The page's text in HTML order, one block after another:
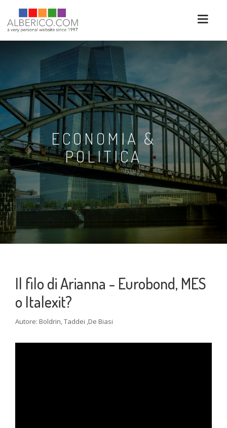
ECONOMIA &
POLITICA
Il filo di Arianna - Eurobond, MES
o Italexit?
Autore: Boldrin, Taddei ,De Biasi